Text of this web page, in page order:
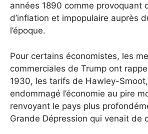
années 1890 comme provoquant
d’inflation et impopulaire auprès
l’époque.
Pour certains économistes, les
commerciales de Trump ont
1930, les tarifs de Hawley-
endommagé l’économie au pire
renvoyant le pays plus
Grande Dépression qui venait de